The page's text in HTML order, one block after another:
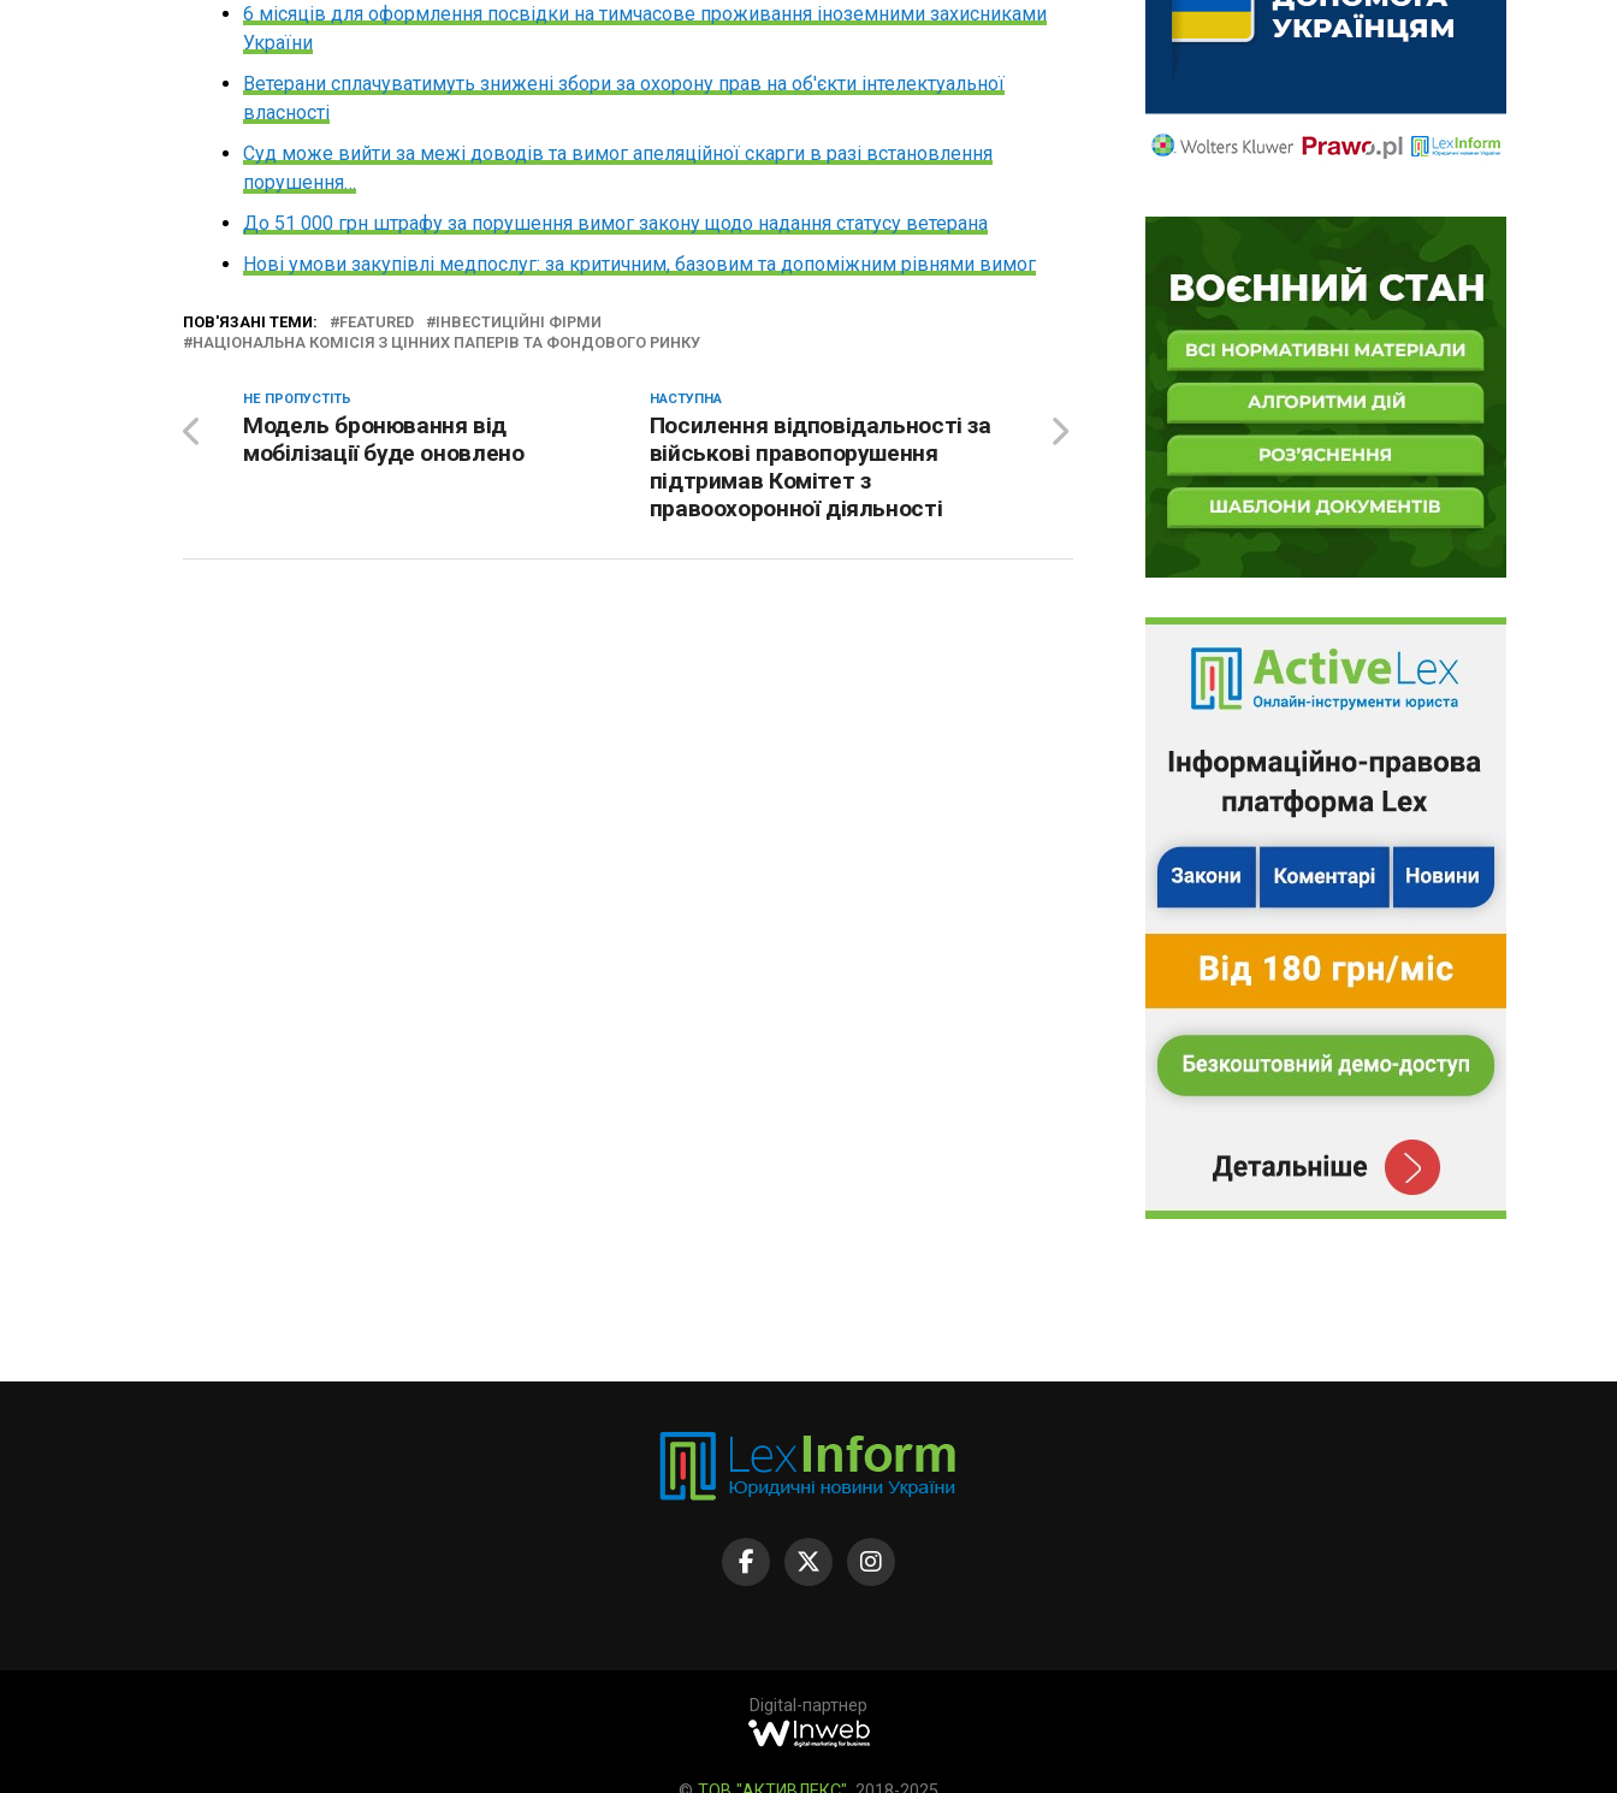
6 місяців для оформлення посвідки на тимчасове проживання іноземними захисниками
України
Ветерани сплачуватимуть знижені збори за охорону прав на об'єкти інтелектуальної
власності
Суд може вийти за межі доводів та вимог апеляційної скарги в разі встановлення
порушення…
До 51 000 грн штрафу за порушення вимог закону щодо надання статусу ветерана
Нові умови закупівлі медпослуг: за критичним, базовим та допоміжним рівнями вимог
ПОВ'ЯЗАНІ ТЕМИ: FEATURED
ІНВЕСТИЦІЙНІ ФІРМИ
НАЦІОНАЛЬНА КОМІСІЯ З ЦІННИХ ПАПЕРІВ ТА ФОНДОВОГО РИНКУ
НАСТУПНА
Посилення відповідальності за
військові правопорушення
підтримав Комітет з
правоохоронної діяльності
НЕ ПРОПУСТІТЬ
Модель бронювання від
мобілізації буде оновлено
Digital-партнер